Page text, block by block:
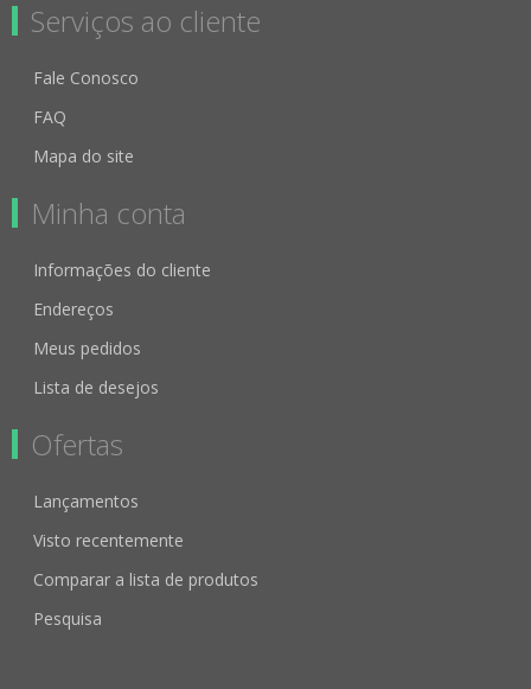
Serviços ao cliente
Fale Conosco
FAQ
Mapa do site
Minha conta
Informações do cliente
Endereços
Meus pedidos
Lista de desejos
Ofertas
Lançamentos
Visto recentemente
Comparar a lista de produtos
Pesquisa